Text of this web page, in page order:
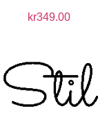
kr349.00